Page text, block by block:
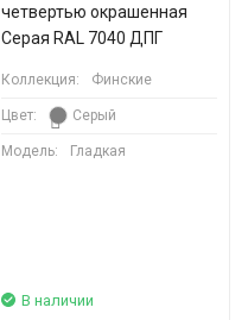
четвертью окрашенная
Серая RAL 7040 ДПГ
Коллекция: Финские
Цвет: Серый
Модель: Гладкая
В наличии